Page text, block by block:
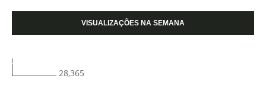
VISUALIZAÇÕES NA SEMANA
28,365